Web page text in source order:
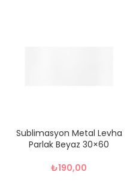
Sublimasyon Metal Levha
Parlak Beyaz 30×60
₺190,00